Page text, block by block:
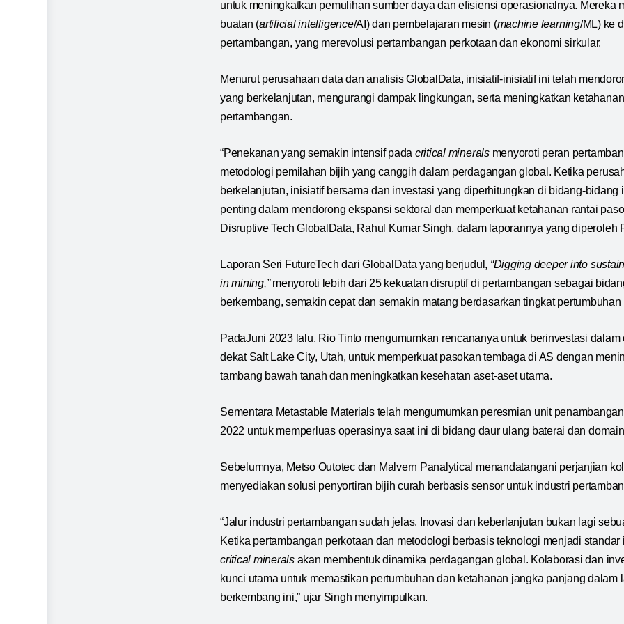
untuk meningkatkan pemulihan sumber daya dan efisiensi operasionalnya. Mereka
buatan (artificial intelligence/AI) dan pembelajaran mesin (machine learning/ML) ke
pertambangan, yang merevolusi pertambangan perkotaan dan ekonomi sirkular.
Menurut perusahaan data dan analisis GlobalData, inisiatif-inisiatif ini telah
yang berkelanjutan, mengurangi dampak lingkungan, serta meningkatkan
pertambangan.
“Penekanan yang semakin intensif pada critical mineralsmenyoroti peran
metodologi pemilahan bijih yang canggih dalam perdagangan global. Ketika
berkelanjutan, inisiatif bersama dan investasi yang diperhitungkan di bidang-bidang
penting dalam mendorong ekspansi sektoral dan memperkuat ketahanan rantai
Disruptive Tech GlobalData, Rahul Kumar Singh, dalam laporannya yang diperoleh
Laporan Seri FutureTech dari GlobalData yang berjudul, “Digging deeper into
in mining,”menyoroti lebih dari 25 kekuatan disruptif di pertambangan sebagai
berkembang, semakin cepat dan semakin matang berdasarkan tingkat
PadaJuni 2023 lalu, Rio Tinto mengumumkan rencananya untuk berinvestasi
dekat Salt Lake City, Utah, untuk memperkuat pasokan tembaga di AS dengan
tambang bawah tanah dan meningkatkan kesehatan aset-aset utama.
Sementara Metastable Materials telah mengumumkan peresmian unit
2022 untuk memperluas operasinya saat ini di bidang daur ulang baterai dan
Sebelumnya, Metso Outotec dan Malvern Panalytical menandatangani perjanjian
menyediakan solusi penyortiran bijih curah berbasis sensor untuk industri
“Jalur industri pertambangan sudah jelas. Inovasi dan keberlanjutan bukan lagi
Ketika pertambangan perkotaan dan metodologi berbasis teknologi menjadi
critical mineralsakan membentuk dinamika perdagangan global. Kolaborasi dan
kunci utama untuk memastikan pertumbuhan dan ketahanan jangka panjang dalam
berkembang ini,” ujar Singh menyimpulkan.